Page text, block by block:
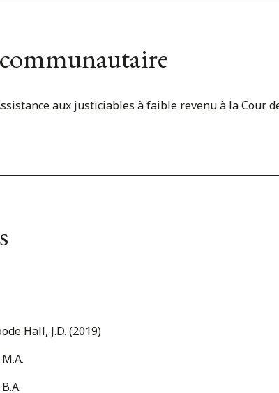
aux justiciables à faible revenu à la Cour
Hall, J.D. (2019)